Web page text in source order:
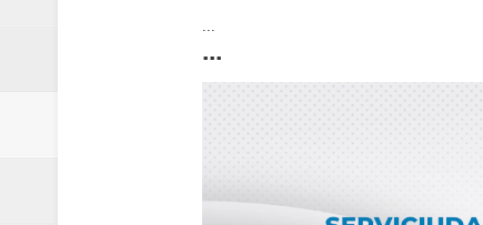
...
...